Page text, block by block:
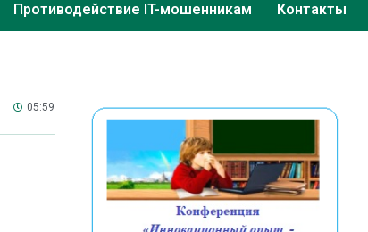
Противодействие IT-мошенникам Контакты
05:59